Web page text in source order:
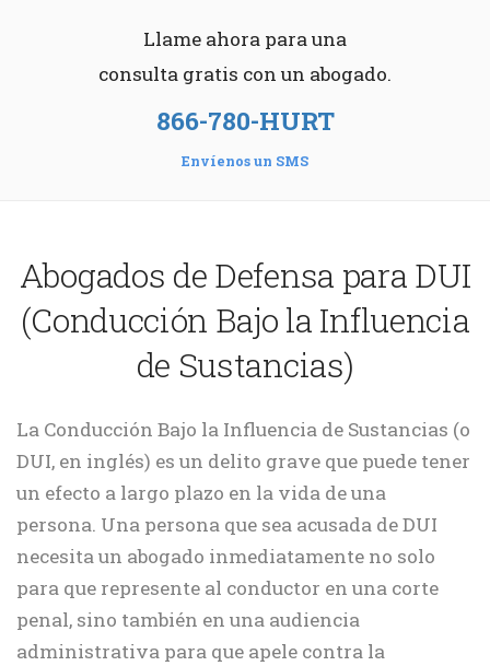
Llame ahora para una
consulta gratis con un abogado.
866-780-HURT
Envíenos un SMS
Abogados de Defensa para DUI
(Conducción Bajo la Influencia
de Sustancias)
La Conducción Bajo la Influencia de Sustancias (o
DUI, en inglés) es un delito grave que puede tener
un efecto a largo plazo en la vida de una
persona. Una persona que sea acusada de DUI
necesita un abogado inmediatamente no solo
para que represente al conductor en una corte
penal, sino también en una audiencia
administrativa para que apele contra la